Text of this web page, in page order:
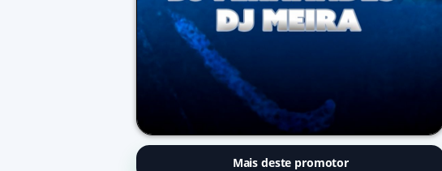
Mais deste promotor